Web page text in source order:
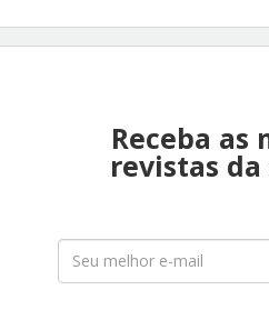
Receba as
revistas da